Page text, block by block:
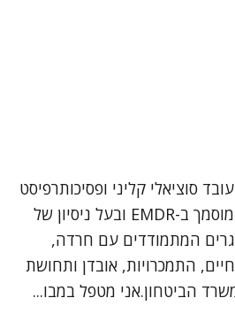
סוציאלי קליני ופסיכותרפיסט
בגישה דינאמית , מטפל מוסמך ב-EMDR ובעל ניסיון של
המתמודדים עם חרדה,
התמכרויות, אובדן ותחושת
הביטחון.אני מטפל במבו...